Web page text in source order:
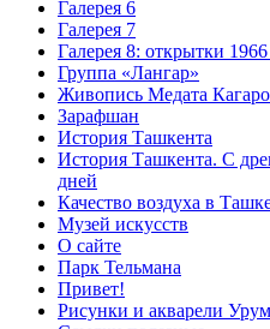
Галерея 6
Галерея 7
Галерея 8: открытки 1966
Группа «Лангар»
Живопись Медата
Зарафшан
История Ташкента
История Ташкента. С
дней
Качество воздуха в
Музей искусств
О сайте
Парк Тельмана
Привет!
Рисунки и акварели